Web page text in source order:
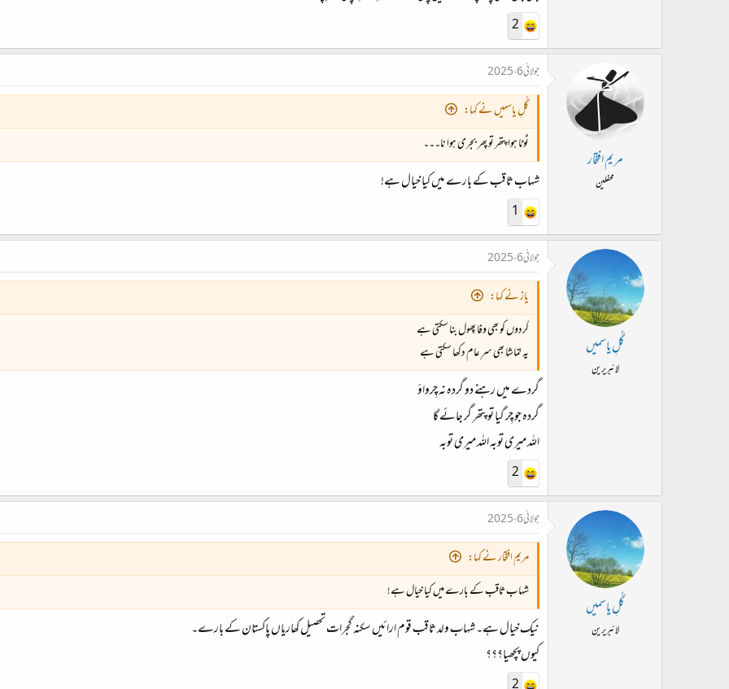
2
مریم افتخار
محفلین
جولائی 6، 2025
گُلِ یاسمیں نے کہا:
ٹوٹا ہوا پتھر تو پھر بجری ہوا نا۔۔۔
شہاب ثاقب کے بارے میں کیا خیال ہے!
1
گُلِ یاسمیں
لائبریرین
جولائی 6، 2025
یاز نے کہا:
گردوں کو بھی وفا پھول بنا سکتی ہے
یہ تماشا بھی سرِ عام دکھا سکتی ہے
گردے میں رہنے دو گردہ نہ چِرواؤ
گردہ جو چِر گیا تو پتھر گر جائے گا
اللہ میری توبہ اللہ میری توبہ
2
گُلِ یاسمیں
لائبریرین
جولائی 6، 2025
مریم افتخار نے کہا:
شہاب ثاقب کے بارے میں کیا خیال ہے!
نیک خیال ہے۔ شہاب ولد ثاقب قوم ارائیں سکنہ گجرات تحصیل کھاریاں پاکستان کے بارے۔
کیوں پچھیا؟؟؟